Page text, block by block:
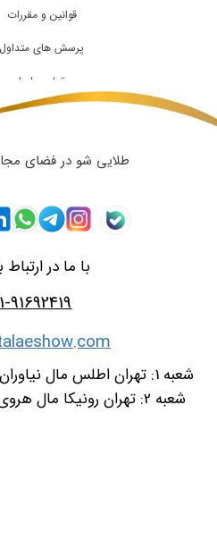
قوانین و مقررات
پرسش های متداول
تماس با ما
شعبه 1: تهران اطلس مال نیاوران طبقه G4 شماره 4038
شعبه 2: تهران رونیکا مال هروی طبقه اول شماره 136
طلایی شو در فضای
91692419
با ما در